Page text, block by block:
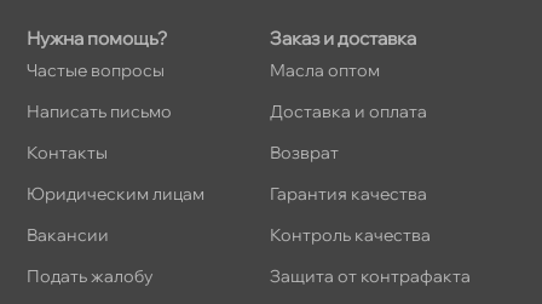
Нужна помощь?
Частые вопросы
Написать письмо
Контакты
Юридическим лицам
акансии
Подать жалобу
Заказ и доставка
Масла оптом
Доставка и оплата
озврат
Гарантия качества
Контроль качества
Защита от контрафакта